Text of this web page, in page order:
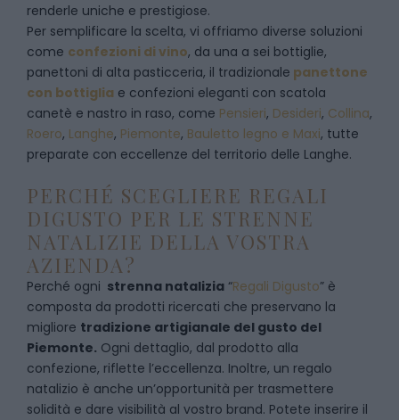
renderle uniche e prestigiose.
Per semplificare la scelta, vi offriamo diverse soluzioni
come confezioni di vino, da una a sei bottiglie,
panettoni di alta pasticceria, il tradizionale panettone
con bottiglia e confezioni eleganti con scatola
canetè e nastro in raso, come Pensieri, Desideri, Collina,
Roero, Langhe, Piemonte, Bauletto legno e Maxi, tutte
preparate con eccellenze del territorio delle Langhe.
PERCHÉ SCEGLIERE REGALI
DIGUSTO PER LE STRENNE
NATALIZIE DELLA VOSTRA
AZIENDA?
Perché ogni strenna natalizia “Regali Digusto” è
composta da prodotti ricercati che preservano la
migliore tradizione artigianale del gusto del
Piemonte. Ogni dettaglio, dal prodotto alla
confezione, riflette l’eccellenza. Inoltre, un regalo
natalizio è anche un’opportunità per trasmettere
solidità e dare visibilità al vostro brand. Potete inserire il